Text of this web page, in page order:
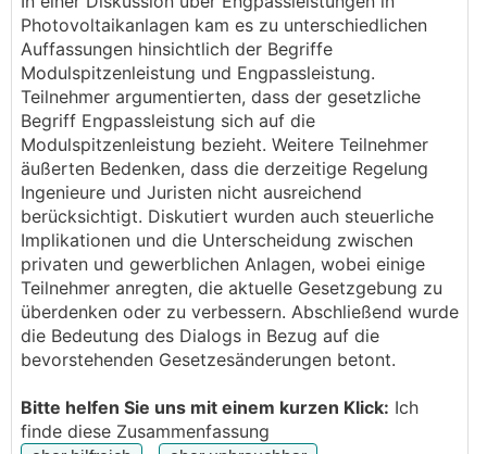
Quelle:https://www.tpa-group.at/de/news/aenderun
gen-abgabenaenderungsgesetz-2022/?fbclid=IwAR2
bdUeFWLl9U2agXRnC2AuVwbUfbiBewOqRbGZIN69
VvmLrEXcDV8zcW3c
So wie das geschrieben ist darf derWRnicht größer
als 25kW sein.
Modulleistung darf größer sein.
Photovoltaikanlagen kam es zu unterschiedlichen
Auffassungen hinsichtlich der Begriffe
Modulspitzenleistung und Engpassleistung.
Teilnehmer argumentierten, dass der gesetzliche
Begriff Engpassleistung sich auf die
Modulspitzenleistung bezieht. Weitere Teilnehmer
äußerten Bedenken, dass die derzeitige Regelung
Ingenieure und Juristen nicht ausreichend
berücksichtigt. Diskutiert wurden auch steuerliche
Implikationen und die Unterscheidung zwischen
privaten und gewerblichen Anlagen, wobei einige
Teilnehmer anregten, die aktuelle Gesetzgebung zu
überdenken oder zu verbessern. Abschließend wurde
die Bedeutung des Dialogs in Bezug auf die
bevorstehenden Gesetzesänderungen betont.
Bitte helfen Sie uns mit einem kurzen Klick: Ich
finde diese Zusammenfassung